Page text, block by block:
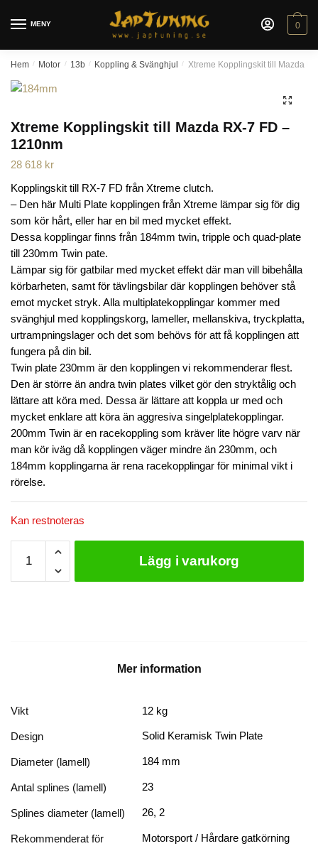
MENY 0
Hem / Motor / 13b / Koppling & Svänghjul / Xtreme Kopplingskit till Mazda
🔍
Xtreme Kopplingskit till Mazda RX-7 FD –
1210nm
28 618 kr
Kopplingskit till RX-7 FD från Xtreme clutch.
– Den här Multi Plate kopplingen från Xtreme lämpar sig för dig
som kör hårt, eller har en bil med mycket effekt.
Dessa kopplingar finns från 184mm twin, tripple och quad-plate
till 230mm Twin pate.
Lämpar sig för gatbilar med mycket effekt där man vill bibehålla
körbarheten, samt för tävlingsbilar där kopplingen behöver stå
emot mycket stryk. Alla multiplatekopplingar kommer med
svänghjul med kopplingskorg, lameller, mellanskiva, tryckplatta,
urtrampningslager och det som behövs för att få kopplingen att
fungera på din bil.
Twin plate 230mm är den kopplingen vi rekommenderar flest.
Den är större än andra twin plates vilket gör den stryktålig och
lättare att köra med. Dessa är lättare att koppla ur med och
mycket enklare att köra än aggresiva singelplatekopplingar.
200mm Twin är en racekoppling som kräver lite högre varv när
man kör iväg då kopplingen väger mindre än 230mm, och
184mm kopplingarna är rena racekopplingar för minimal vikt i
rörelse.
Kan restnoteras
Kopplingskit
till
Lägg i varukorg
Mer information
Vikt 12 kg
Design Solid Keramisk Twin Plate
Diameter (lamell) 184 mm
Antal splines (lamell) 23
Splines diameter (lamell) 26, 2
Rekommenderat för Motorsport / Hårdare gatkörning